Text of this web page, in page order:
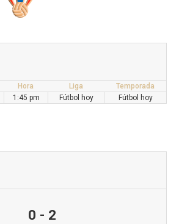
Hora Liga
Temporada
1:45 pm Fútbol hoy Fútbol hoy
0 - 2